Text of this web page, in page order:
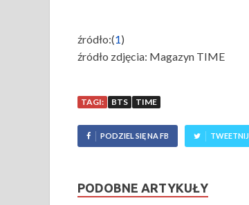
źródło:(1)
źródło zdjęcia: Magazyn TIME
TAGI: BTS TIME
PODZIEL SIĘ NA FB TWEETNIJ
PODOBNE ARTYKUŁY